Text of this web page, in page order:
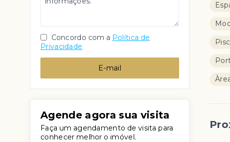
Concordo com a Política de
Privacidade
E-mail
Agende agora sua visita
Faça um agendamento de visita para
conhecer melhor o imóvel.